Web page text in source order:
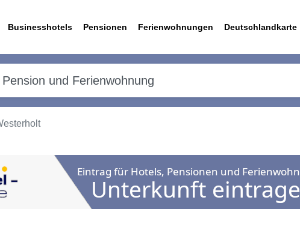
Businesshotels Pensionen Ferienwohnungen Deutschlandkarte